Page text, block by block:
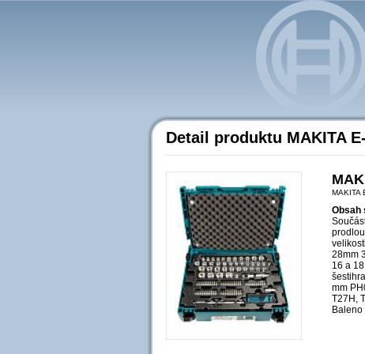
Detail produktu MAKITA
MAKITA
Obsah
28mm
16 a
mm
T27H,